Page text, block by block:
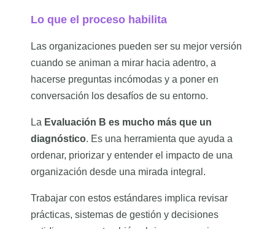
Lo que el proceso habilita
Las organizaciones pueden ser su mejor versión
cuando se animan a mirar hacia adentro, a
hacerse preguntas incómodas y a poner en
conversación los desafíos de su entorno.
La Evaluación B es mucho más que un
diagnóstico. Es una herramienta que ayuda a
ordenar, priorizar y entender el impacto de una
organización desde una mirada integral.
Trabajar con estos estándares implica revisar
prácticas, sistemas de gestión y decisiones